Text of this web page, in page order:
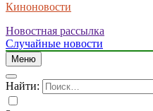
Киноновости
Новостная рассылка
Случайные новости
Меню
Найти: